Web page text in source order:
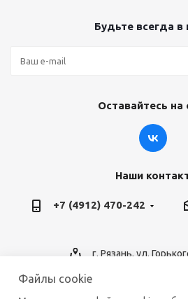
Будьте всегда в
Оставайтесь на
Наши
+7 (4912) 470-242
г. Рязань, ул.
Файлы cookie